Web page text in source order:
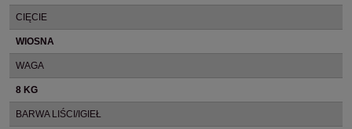
CIĘCIE
WIOSNA
WAGA
8 KG
BARWA LIŚCI/IGIEŁ